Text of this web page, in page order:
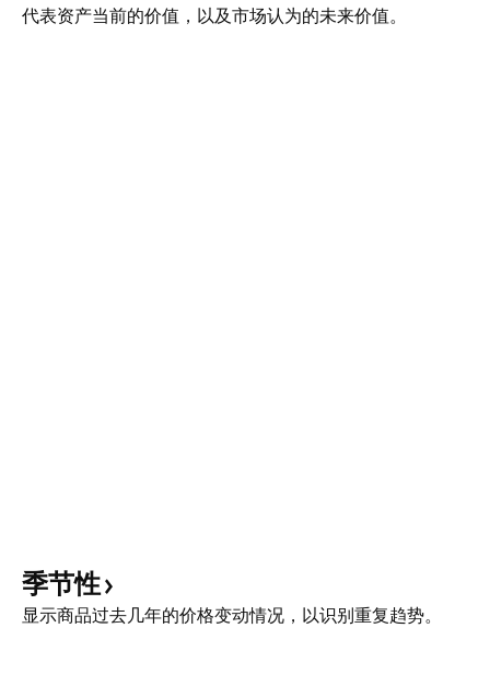
代表资产当前的价值，以及市场认为的未来价值。
季节性
显示商品过去几年的价格变动情况，以识别重复趋势。